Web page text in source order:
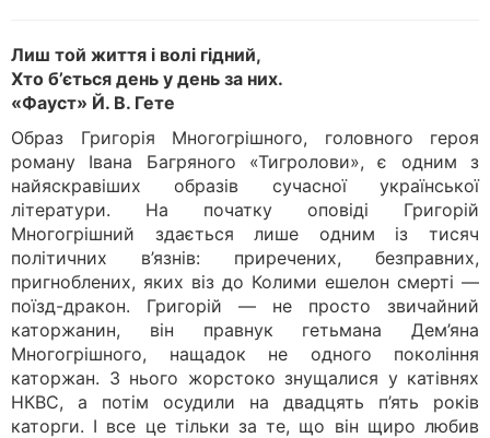
Лиш той життя і волі гідний,
Хто б’ється день у день за них.
«Фауст» Й. В. Гете
Образ Григорія Многогрішного, головного героя
роману Івана Багряного «Тигролови», є одним з
найяскравіших образів сучасної української
літератури. На початку оповіді Григорій
Многогрішний здається лише одним із тисяч
політичних в’язнів: приречених, безправних,
пригноблених, яких віз до Колими ешелон смерті —
поїзд-дракон. Григорій — не просто звичайний
каторжанин, він правнук гетьмана Дем’яна
Многогрішного, нащадок не одного покоління
каторжан. З нього жорстоко знущалися у катівнях
НКВС, а потім осудили на двадцять п’ять років
каторги. І все це тільки за те, що він щиро любив